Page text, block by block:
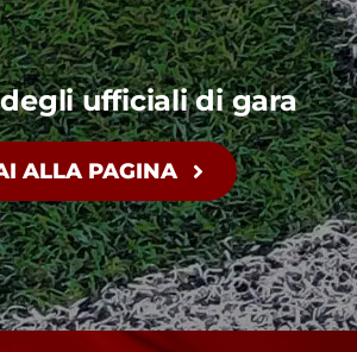
ufficiali di gara
ALLA PAGINA